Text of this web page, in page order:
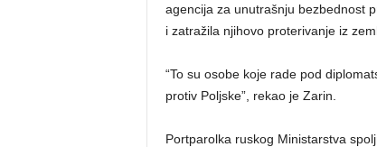
agencija za unutrašnju bezbednost
i zatražila njihovo proterivanje iz
“To su osobe koje rade pod
protiv Poljske”, rekao je Zarin.
Portparolka ruskog Ministarstva